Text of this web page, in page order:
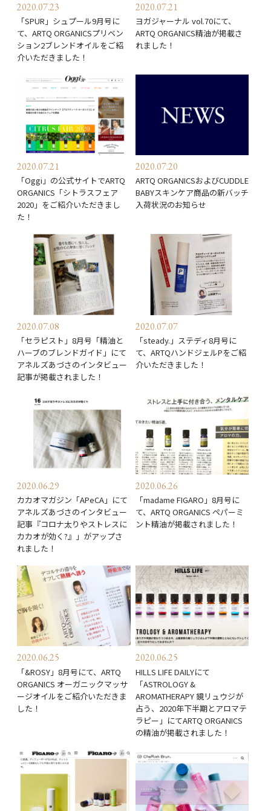
2020.07.23
「SPUR」シュプール9月号に
て、ARTQ ORGANICSプリベン
ション2ブレンドオイルをご紹
介いただきました！
2020.07.21
ヨガジャーナル vol.70にて、
ARTQ ORGANICS精油が掲載さ
れました！
2020.07.21
「Oggi」の公式サイトでARTQ
ORGANICS「シトラスフェア
2020」をご紹介いただきまし
た！
2020.07.20
ARTQ ORGANICSおよびCUDDLE
BABYスキンケア商品の新バッチ
入荷状況のお知らせ
2020.07.08
「セラピスト」8月号「精油と
ハーブのブレンドガイド」にて
アネルズあづさのインタビュー
記事が掲載されました！
2020.07.07
「steady.」ステディ8月号に
て、ARTQハンドジェルPをご紹
介いただきました！
2020.06.29
カカオマガジン「APeCA」にて
アネルズあづさのインタビュー
記事『コロナ太りやストレスに
カカオが効く?』」がアップさ
れました！
2020.06.26
「madame FIGARO」8月号に
て、ARTQ ORGANICS ペパーミ
ント精油が掲載されました！
2020.06.25
「&ROSY」8月号にて、ARTQ
ORGANICS オーガニックマッサ
ージオイルをご紹介いただきま
した！
2020.06.25
HILLS LIFE DAILYにて
「ASTROLOGY &
AROMATHERAPY 鏡リュウジが
占う、2020年下半期とアロマテ
ラピー」にてARTQ ORGANICS
の精油が掲載されました！